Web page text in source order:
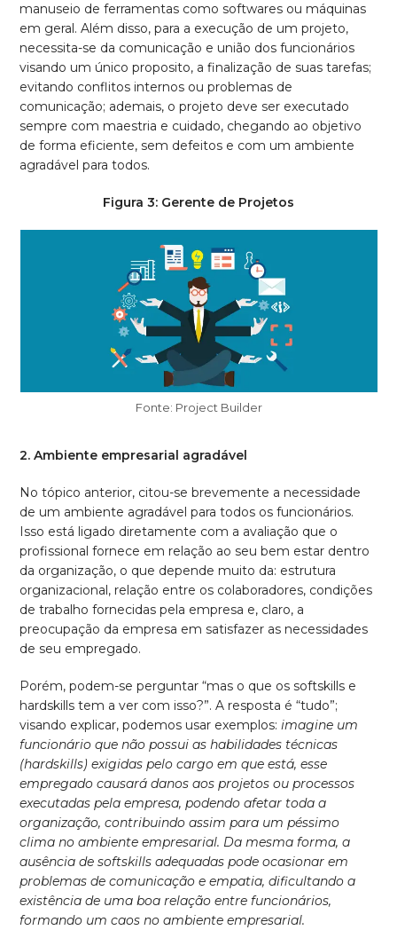
manuseio de ferramentas como softwares ou máquinas
em geral. Além disso, para a execução de um projeto,
necessita-se da comunicação e união dos funcionários
visando um único proposito, a finalização de suas tarefas;
evitando conflitos internos ou problemas de
comunicação; ademais, o projeto deve ser executado
sempre com maestria e cuidado, chegando ao objetivo
de forma eficiente, sem defeitos e com um ambiente
agradável para todos.
Figura 3: Gerente de Projetos
Fonte: Project Builder
2. Ambiente empresarial agradável
No tópico anterior, citou-se brevemente a necessidade
de um ambiente agradável para todos os funcionários.
Isso está ligado diretamente com a avaliação que o
profissional fornece em relação ao seu bem estar dentro
da organização, o que depende muito da: estrutura
organizacional, relação entre os colaboradores, condições
de trabalho fornecidas pela empresa e, claro, a
preocupação da empresa em satisfazer as necessidades
de seu empregado.
Porém, podem-se perguntar “mas o que os softskills e
hardskills tem a ver com isso?”. A resposta é “tudo”;
visando explicar, podemos usar exemplos: imagine um
funcionário que não possui as habilidades técnicas
(hardskills) exigidas pelo cargo em que está, esse
empregado causará danos aos projetos ou processos
executadas pela empresa, podendo afetar toda a
organização, contribuindo assim para um péssimo
clima no ambiente empresarial. Da mesma forma, a
ausência de softskills adequadas pode ocasionar em
problemas de comunicação e empatia, dificultando a
existência de uma boa relação entre funcionários,
formando um caos no ambiente empresarial.